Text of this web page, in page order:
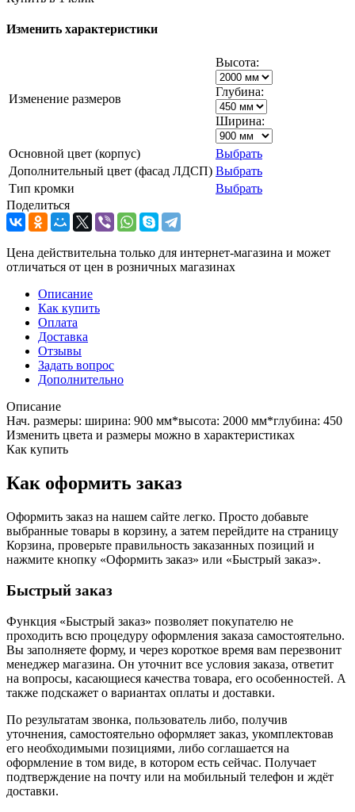
Изменить характеристики
Изменение размеров
Высота:
Глубина:
Ширина:
Основной цвет (корпус)
Выбрать
Дополнительный цвет (фасад ЛДСП) Выбрать
Тип кромки
Выбрать
Поделиться
Цена действительна только для интернет-магазина и может
отличаться от цен в розничных магазинах
Описание
Как купить
Оплата
Доставка
Отзывы
Задать вопрос
Дополнительно
Описание
Нач. размеры: ширина: 900 мм*высота: 2000 мм*глубина: 450
Изменить цвета и размеры можно в характеристиках
Как купить
Как оформить заказ
Оформить заказ на нашем сайте легко. Просто добавьте
выбранные товары в корзину, а затем перейдите на страницу
Корзина, проверьте правильность заказанных позиций и
нажмите кнопку «Оформить заказ» или «Быстрый заказ».
Быстрый заказ
Функция «Быстрый заказ» позволяет покупателю не
проходить всю процедуру оформления заказа самостоятельно.
Вы заполняете форму, и через короткое время вам перезвонит
менеджер магазина. Он уточнит все условия заказа, ответит
на вопросы, касающиеся качества товара, его особенностей. А
также подскажет о вариантах оплаты и доставки.
По результатам звонка, пользователь либо, получив
уточнения, самостоятельно оформляет заказ, укомплектовав
его необходимыми позициями, либо соглашается на
оформление в том виде, в котором есть сейчас. Получает
подтверждение на почту или на мобильный телефон и ждёт
доставки.